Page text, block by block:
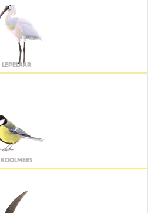
LEPELAAR
KOOLMEES